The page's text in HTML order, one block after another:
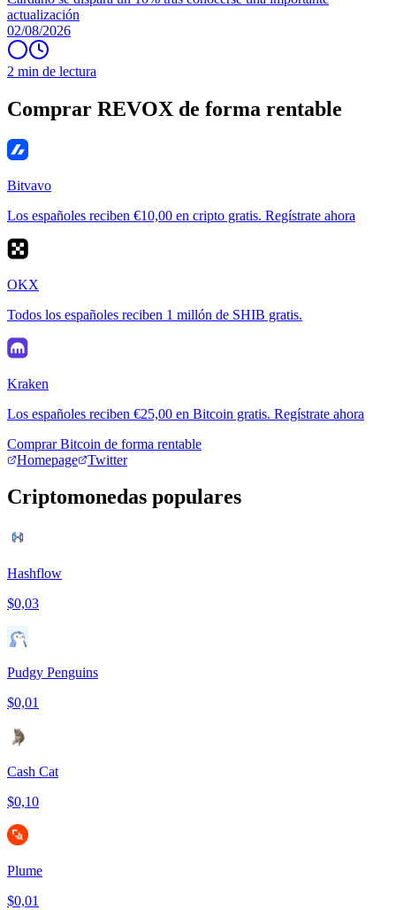
actualización
02/08/2026
2 min de lectura
Comprar REVOX de forma rentable
Bitvavo
Los españoles reciben €10,00 en cripto gratis. Regístrate ahora
OKX
Todos los españoles reciben 1 millón de SHIB gratis.
Kraken
Los españoles reciben €25,00 en Bitcoin gratis. Regístrate ahora
Comprar Bitcoin de forma rentable
Homepage
Twitter
Criptomonedas populares
Hashflow
$0,03
Pudgy Penguins
$0,01
Cash Cat
$0,10
Plume
$0,01